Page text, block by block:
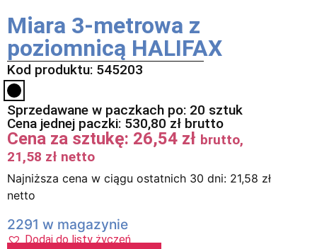
Miara 3-metrowa z
poziomnicą HALIFAX
Kod produktu: 545203
Sprzedawane w paczkach po: 20 sztuk
Cena jednej paczki: 530,80 zł brutto
Cena za sztukę: 26,54 zł brutto,
21,58 zł netto
Najniższa cena w ciągu ostatnich 30 dni: 21,58 zł
netto
2291 w magazynie
Dodaj do listy życzeń